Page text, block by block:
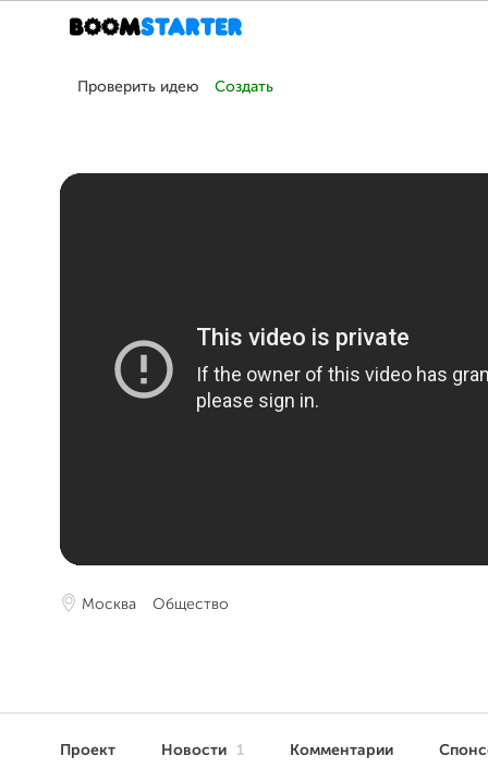
Проверить идею Создать
Москва Общество
Проект Новости 1 Комментарии